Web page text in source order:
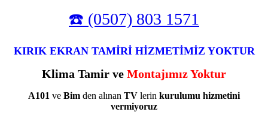
☎️ (0507) 803 1571
KIRIK EKRAN TAMİRİ HİZMETİMİZ YOKTUR
Klima Tamir ve Montajımız Yoktur
A101 ve Bim den alınan TV lerin kurulumu hizmetini
vermiyoruz